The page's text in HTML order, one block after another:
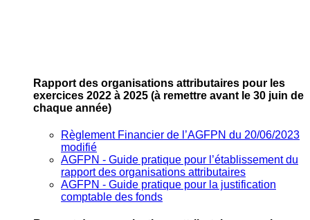
Rapport des organisations attributaires pour les
exercices 2022 à 2025 (à remettre avant le 30 juin de
chaque année)
Règlement Financier de l’AGFPN du 20/06/2023
modifié
AGFPN ‐ Guide pratique pour l’établissement du
rapport des organisations attributaires
AGFPN ‐ Guide pratique pour la justification
comptable des fonds